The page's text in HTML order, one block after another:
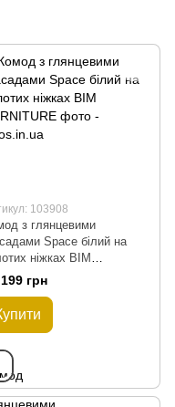
103908
з глянцевими
Space білий на
ніжках BIM
грн